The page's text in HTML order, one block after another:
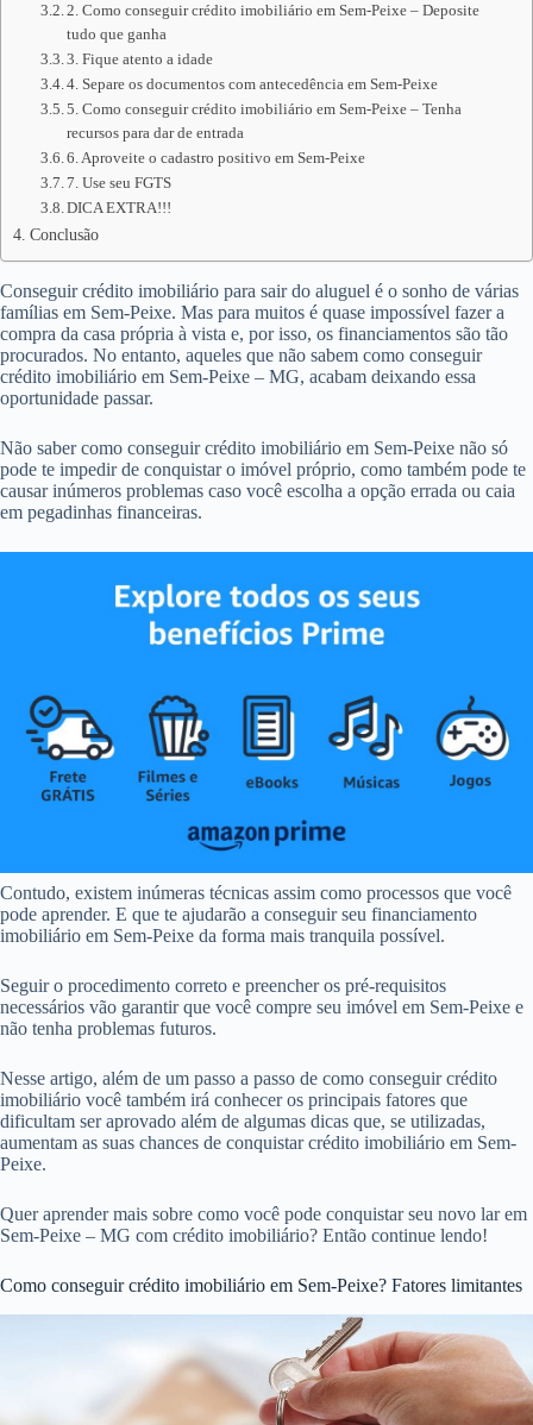
2. Como conseguir crédito imobiliário em Sem-Peixe – Deposite
tudo que ganha
3. Fique atento a idade
4. Separe os documentos com antecedência em Sem-Peixe
5. Como conseguir crédito imobiliário em Sem-Peixe – Tenha
recursos para dar de entrada
6. Aproveite o cadastro positivo em Sem-Peixe
7. Use seu FGTS
DICA EXTRA!!!
Conclusão
Conseguir crédito imobiliário para sair do aluguel é o sonho de várias
famílias em Sem-Peixe. Mas para muitos é quase impossível fazer a
compra da casa própria à vista e, por isso, os financiamentos são tão
procurados. No entanto, aqueles que não sabem como conseguir
crédito imobiliário em Sem-Peixe – MG, acabam deixando essa
oportunidade passar.
Não saber como conseguir crédito imobiliário em Sem-Peixe não só
pode te impedir de conquistar o imóvel próprio, como também pode te
causar inúmeros problemas caso você escolha a opção errada ou caia
em pegadinhas financeiras.
Contudo, existem inúmeras técnicas assim como processos que você
pode aprender. E que te ajudarão a conseguir seu financiamento
imobiliário em Sem-Peixe da forma mais tranquila possível.
Seguir o procedimento correto e preencher os pré-requisitos
necessários vão garantir que você compre seu imóvel em Sem-Peixe e
não tenha problemas futuros.
Nesse artigo, além de um passo a passo de como conseguir crédito
imobiliário você também irá conhecer os principais fatores que
dificultam ser aprovado além de algumas dicas que, se utilizadas,
aumentam as suas chances de conquistar crédito imobiliário em Sem-
Peixe.
Quer aprender mais sobre como você pode conquistar seu novo lar em
Sem-Peixe – MG com crédito imobiliário? Então continue lendo!
Como conseguir crédito imobiliário em Sem-Peixe? Fatores limitantes